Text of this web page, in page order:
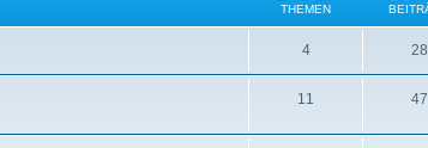
THEMEN
4 28
11 47